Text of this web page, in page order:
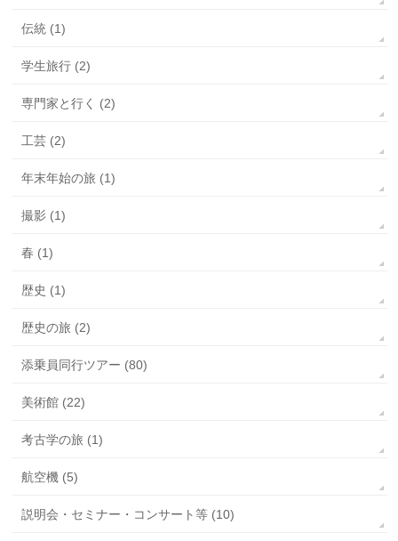
伝統 (1)
学生旅行 (2)
専門家と行く (2)
工芸 (2)
年末年始の旅 (1)
撮影 (1)
春 (1)
歴史 (1)
歴史の旅 (2)
添乗員同行ツアー (80)
美術館 (22)
考古学の旅 (1)
航空機 (5)
説明会・セミナー・コンサート等 (10)